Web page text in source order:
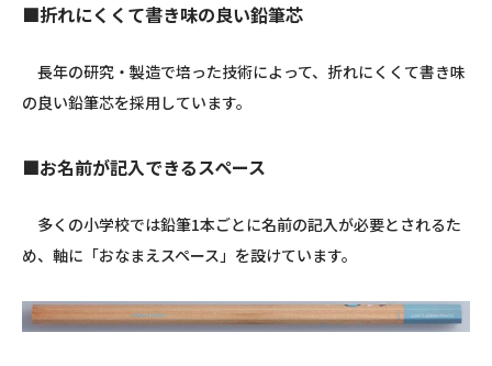
■折れにくくて書き味の良い鉛筆芯
長年の研究・製造で培った技術によって、折れにくくて書き味
の良い鉛筆芯を採用しています。
■お名前が記入できるスペース
多くの小学校では鉛筆1本ごとに名前の記入が必要とされるた
め、軸に「おなまえスペース」を設けています。